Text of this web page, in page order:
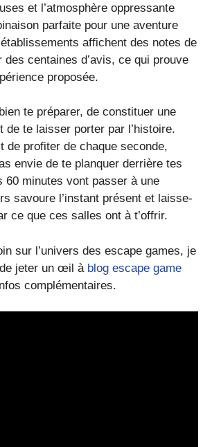
et l’atmosphère oppressante
parfaite pour une aventure
affichent des notes de
des centaines d’avis, ce qui prouve
proposée.
te préparer, de constituer une
de te laisser porter par l’histoire.
de profiter de chaque seconde,
envie de te planquer derrière tes
60 minutes vont passer à une
savoure l’instant présent et laisse-
ce que ces salles ont à t’offrir.
sur l’univers des escape games, je
jeter un œil à blog escape game
complémentaires.